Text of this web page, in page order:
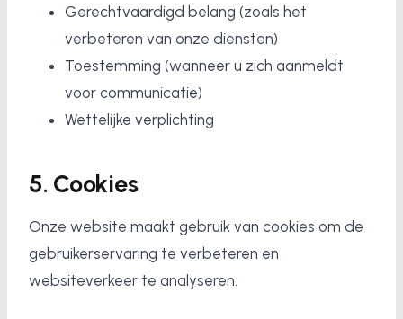
Gerechtvaardigd belang (zoals het
verbeteren van onze diensten)
Toestemming (wanneer u zich aanmeldt
voor communicatie)
Wettelijke verplichting
5. Cookies
Onze website maakt gebruik van cookies om de
gebruikerservaring te verbeteren en
websiteverkeer te analyseren.